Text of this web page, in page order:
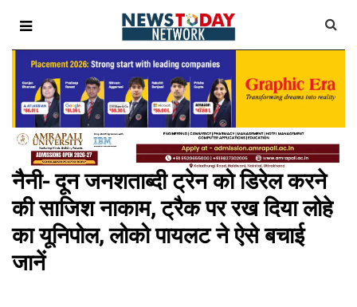
नैनी- दून जनशताब्दी ट्रेन को डिरेल करने
की साजिश नाकाम, ट्रैक पर रख दिया लोहे
का यूनिपोल, लोको पायलट ने ऐसे बचाई
जानें